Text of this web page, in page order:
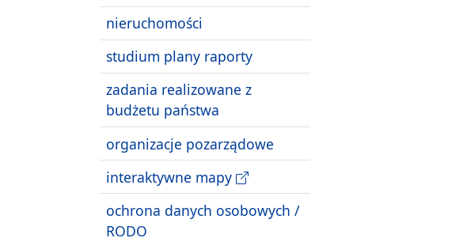
nieruchomości
studium plany raporty
zadania realizowane z
budżetu państwa
organizacje pozarządowe
interaktywne mapy
ochrona danych osobowych /
RODO